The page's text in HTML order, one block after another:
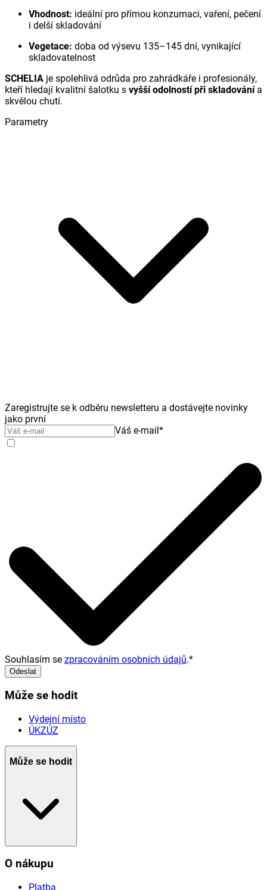
Vhodnost: ideální pro přímou konzumaci, vaření, pečení
i delší skladování
Vegetace: doba od výsevu 135–145 dní, vynikající
skladovatelnost
SCHELIA je spolehlivá odrůda pro zahrádkáře i profesionály,
kteří hledají kvalitní šalotku s vyšší odolností při skladovánía
skvělou chutí.
Parametry
Zaregistrujte se k odběru newsletteru a dostávejte novinky
jako první
Váš e-mail*
Souhlasím se zpracováním osobních údajů.*
Odeslat
Může se hodit
Výdejní místo
ÚKZÚZ
Může se hodit
O nákupu
Platba